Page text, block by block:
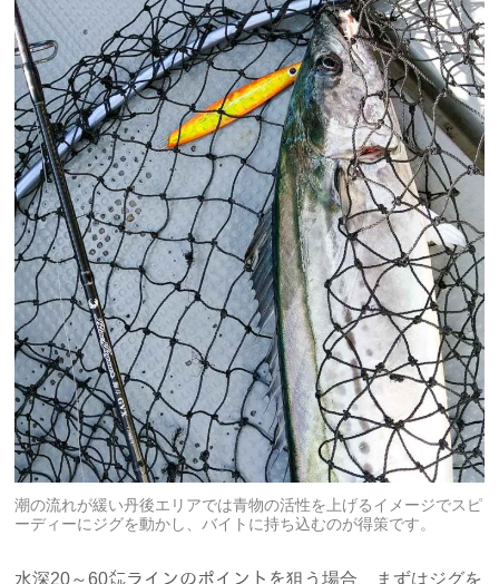
潮の流れが緩い丹後エリアでは青物の活性を上げるイメージでスピ
ーディーにジグを動かし、バイトに持ち込むのが得策です。
水深20～60㍍ラインのポイントを狙う場合、まずはジグを